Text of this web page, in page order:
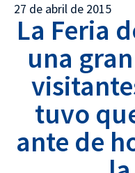
27 de abril de 2015
La Feria
una
tuvo
ante de